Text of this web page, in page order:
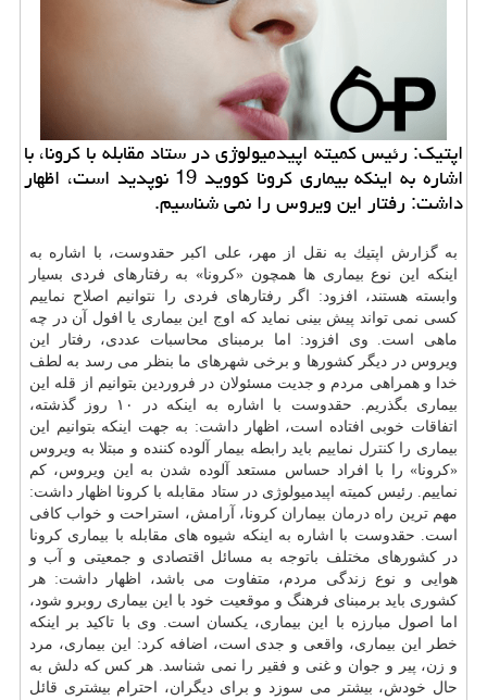
اپتیك: رئیس كمیته اپیدمیولوژی در ستاد مقابله با كرونا، با
اشاره به اینكه بیماری كرونا كووید 19 نوپدید است، اظهار
داشت: رفتار این ویروس را نمی شناسیم.
به گزارش اپتیك به نقل از مهر، علی اكبر حقدوست، با اشاره به
اینكه این نوع بیماری ها همچون «كرونا» به رفتارهای فردی بسیار
وابسته هستند، افزود: اگر رفتارهای فردی را نتوانیم اصلاح نماییم
كسی نمی تواند پیش بینی نماید كه اوج این بیماری یا افول آن در چه
ماهی است. وی افزود: اما برمبنای محاسبات عددی، رفتار این
ویروس در دیگر كشورها و برخی شهرهای ما بنظر می رسد به لطف
خدا و همراهی مردم و جدیت مسئولان در فروردین بتوانیم از قله این
بیماری بگذریم. حقدوست با اشاره به اینكه در ۱۰ روز گذشته،
اتفاقات خوبی افتاده است، اظهار داشت: به جهت اینكه بتوانیم این
بیماری راكنترل نماییم باید رابطه بیمار آلوده كننده و مبتلا به ویروس
«كرونا» را با افراد حساس مستعد آلوده شدن به این ویروس، كم
نماییم. رئیس كمیته اپیدمیولوژی در ستاد مقابله با كرونا اظهار داشت:
مهم ترین راهدرمان بیماران كرونا، آرامش، استراحت و خواب كافی
است. حقدوست با اشاره به اینكه شیوه های مقابله با بیماری كرونا
در كشورهای مختلف باتوجه به مسائل اقتصادی و جمعیتی و آب و
هوایی و نوع زندگی مردم، متفاوت می باشد، اظهار داشت: هر
كشوری باید برمبنای فرهنگ و موقعیت خود با این بیماری روبرو شود،
اما اصول مبارزه با این بیماری، یكسان است. وی با تاكید بر اینكه
خطر این بیماری، واقعی و جدی است، اضافه كرد: این بیماری، مرد
و زن، پیر و جوان و غنی و فقیر را نمی شناسد. هر كس كه دلش به
حال خودش، بیشتر می سوزد و برای دیگران، احترام بیشتری قائل